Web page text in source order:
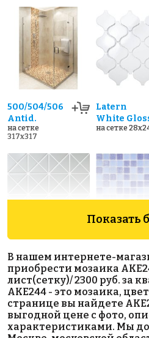
500/504/506
Antid.
на сетке
317x317
Latern
White
на сетке
OLIVE
на сетке
259x259
110/508
Antid.
на сетке
317x317
Показать
В нашем интернете-
приобрести мозаика
лист(сетку)/ 2300 руб. за
AKE244 - это мозаика,
странице вы найдете
выгодной цене с фото,
характеристиками. Мы